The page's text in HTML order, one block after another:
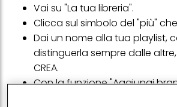
Vai su "La tua libreria".
Clicca sul simbolo del "più"
Dai un nome alla tua playlist,
distinguerla sempre dalle
CREA.
Con la funzione "Aggiungi